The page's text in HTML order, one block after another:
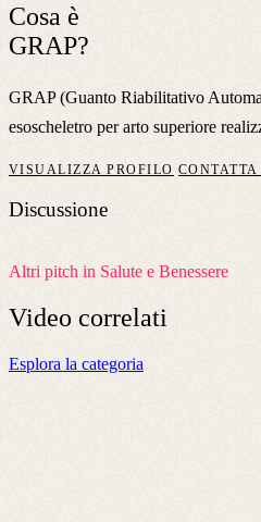
Cosa è
GRAP?
GRAP (Guanto Riabilitativo
esoscheletro per arto superiore
VISUALIZZA PROFILO CONTATTA
Discussione
Altri pitch in Salute e Benessere
Video correlati
Esplora la categoria